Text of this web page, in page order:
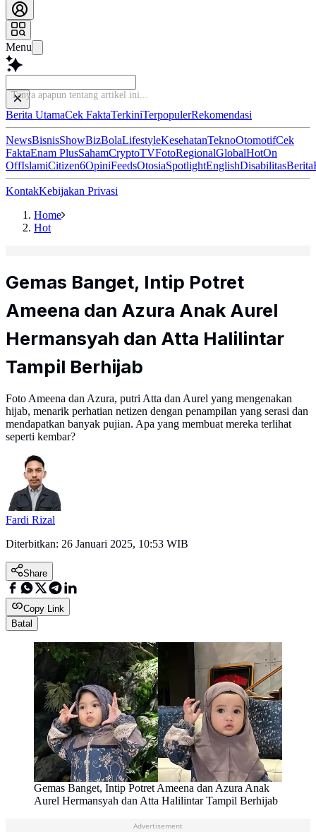
Menu
Tanya a
Berita UtamaCek FaktaTerkiniTerpopulerRekomendasi
NewsBisnisShowBizBolaLifestyleKesehatanTeknoOtomotifCek
FaktaEnam PlusSahamCryptoTVFotoRegionalGlobalHotOn
OffIslamiCitizen6OpiniFeedsOtosiaSpotlightEnglishDisabilitasBerita
KontakKebijakan Privasi
Home
Hot
Gemas Banget, Intip Potret
Ameena dan Azura Anak Aurel
Hermansyah dan Atta Halilintar
Tampil Berhijab
Foto Ameena dan Azura, putri Atta dan Aurel yang mengenakan
hijab, menarik perhatian netizen dengan penampilan yang serasi dan
mendapatkan banyak pujian. Apa yang membuat mereka terlihat
seperti kembar?
Fardi Rizal
Diterbitkan: 26 Januari 2025, 10:53 WIB
Share
Copy Link
Batal
Gemas Banget, Intip Potret Ameena dan Azura Anak
Aurel Hermansyah dan Atta Halilintar Tampil Berhijab
Advertisement